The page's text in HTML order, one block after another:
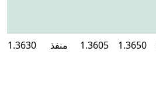
1.3650
1.3605 منفذ 1.3630